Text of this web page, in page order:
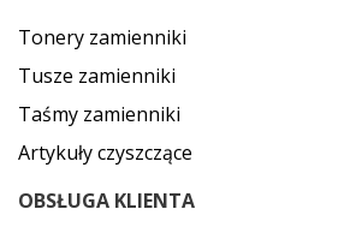
Tonery zamienniki
Tusze zamienniki
Taśmy zamienniki
Artykuły czyszczące
OBSŁUGA KLIENTA